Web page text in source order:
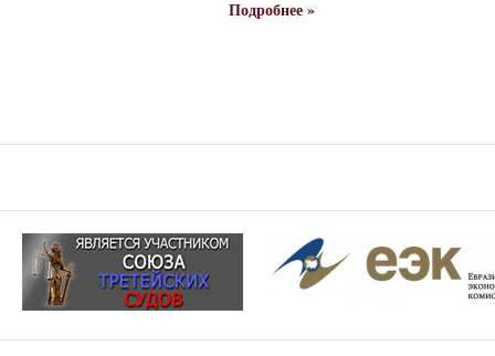
Подробнее »